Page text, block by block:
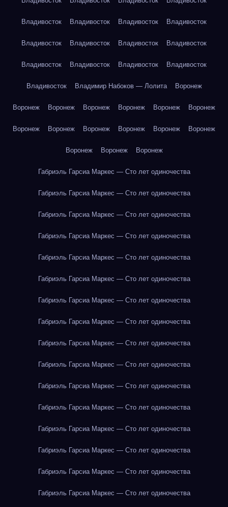
Владивосток Владивосток Владивосток Владивосток
Владивосток Владивосток Владивосток Владивосток
Владивосток Владивосток Владивосток Владивосток
Владивосток Владимир Набоков — Лолита Воронеж
Воронеж Воронеж Воронеж Воронеж Воронеж Воронеж
Воронеж Воронеж Воронеж Воронеж Воронеж Воронеж
Воронеж Воронеж Воронеж
Габриэль Гарсиа Маркес — Сто лет одиночества
Габриэль Гарсиа Маркес — Сто лет одиночества
Габриэль Гарсиа Маркес — Сто лет одиночества
Габриэль Гарсиа Маркес — Сто лет одиночества
Габриэль Гарсиа Маркес — Сто лет одиночества
Габриэль Гарсиа Маркес — Сто лет одиночества
Габриэль Гарсиа Маркес — Сто лет одиночества
Габриэль Гарсиа Маркес — Сто лет одиночества
Габриэль Гарсиа Маркес — Сто лет одиночества
Габриэль Гарсиа Маркес — Сто лет одиночества
Габриэль Гарсиа Маркес — Сто лет одиночества
Габриэль Гарсиа Маркес — Сто лет одиночества
Габриэль Гарсиа Маркес — Сто лет одиночества
Габриэль Гарсиа Маркес — Сто лет одиночества
Габриэль Гарсиа Маркес — Сто лет одиночества
Габриэль Гарсиа Маркес — Сто лет одиночества